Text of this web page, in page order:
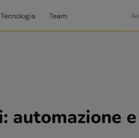
Tecnologia Team
automazione